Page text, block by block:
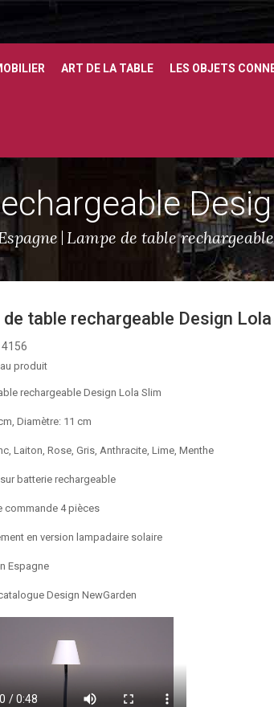
ART DE LA TABLE LES OBJETS
Lampe de table
de table rechargeable Design
4156
produit
rechargeable Design Lola Slim
Diamètre: 11 cm
Laiton, Rose, Gris, Anthracite, Lime, Menthe
batterie rechargeable
commande 4 pièces
en version lampadaire solaire
Espagne
Design NewGarden